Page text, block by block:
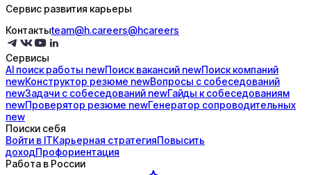
Сервис развития карьеры
Контактыteam@h.careers@hcareers
Сервисы
AI поискработы newПоисквакансий newПоисккомпаний
newКонструктор резюме newВопросы с собеседований
newЗадачи с собеседований newГайды ксобеседованиям
newПроверятор резюме newГенератор сопроводительных
new
Поиски себя
Войти в ITКарьерная стратегияПовысить
доходПрофориентация
Работа в России